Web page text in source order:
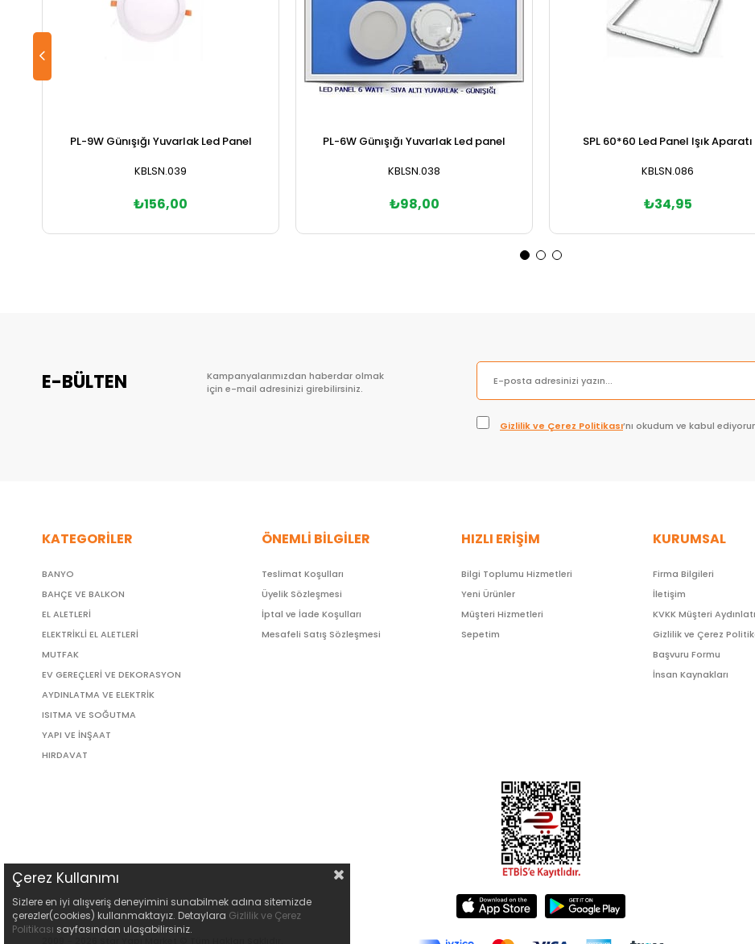
PL-9W Günışığı Yuvarlak Led Panel
KBLSN.039
₺156,00
PL-6W Günışığı Yuvarlak Led panel
KBLSN.038
₺98,00
SPL 60*60 Led Panel Işık Aparatı
KBLSN.086
₺34,95
E-BÜLTEN
Kampanyalarımızdan haberdar olmak
için e-mail adresinizi girebilirsiniz.
Gizlilik ve Çerez Politikası’nı okudum ve kabul
KATEGORİLER
BANYO
BAHÇE VE BALKON
EL ALETLERİ
ELEKTRİKLİ EL ALETLERİ
MUTFAK
EV GEREÇLERİ VE DEKORASYON
AYDINLATMA VE ELEKTRİK
ISITMA VE SOĞUTMA
YAPI VE İNŞAAT
HIRDAVAT
ÖNEMLİ BİLGİLER
Teslimat Koşulları
Üyelik Sözleşmesi
İptal ve İade Koşulları
Mesafeli Satış Sözleşmesi
HIZLI ERİŞİM
Bilgi Toplumu Hizmetleri
Yeni Ürünler
Müşteri Hizmetleri
Sepetim
KURUMSAL
Firma Bilgileri
İletişim
KVKK Müşteri
Gizlilik ve Çerez
Başvuru Formu
İnsan Kaynakları
Çerez Kullanımı
Sizlere en iyi alışveriş deneyimini sunabilmek adına sitemizde
çerezler(cookies) kullanmaktayız. Detaylara Gizlilik ve Çerez
Politikası sayfasından ulaşabilirsiniz.